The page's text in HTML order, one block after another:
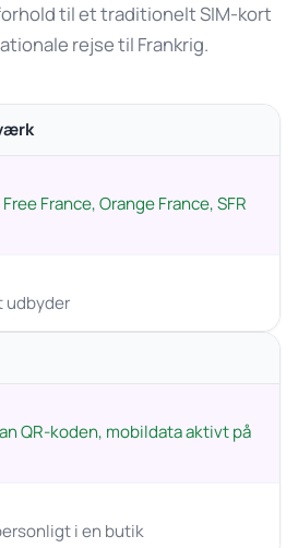
til et traditionelt SIM-kort
rejse til Frankrig.
France, Orange France, SFR
udbyder
QR-koden, mobildata aktivt på
i en butik